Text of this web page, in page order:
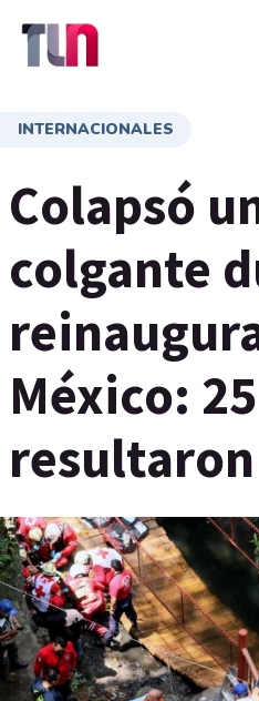
INTERNACIONALES
Colapsó
colgante
México: